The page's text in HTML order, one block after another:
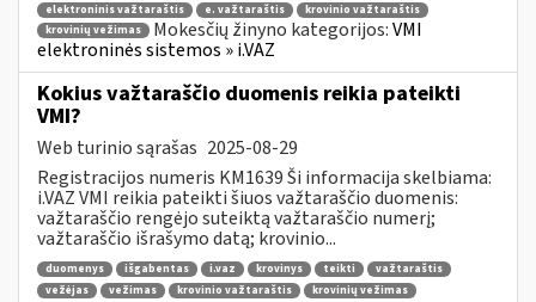
elektroninis važtaraštis
e. važtaraštis
krovinio važtaraštis
krovinių vežimas
Mokesčių žinyno kategorijos:VMI
elektroninės sistemos » i.VAZ
Kokius važtaraščio duomenis reikia pateikti
VMI?
Web turinio sąrašas 2025-08-29
Registracijos numeris KM1639 Ši informacija skelbiama:
i.VAZ VMI reikia pateikti šiuos važtaraščio duomenis:
važtaraščio rengėjo suteiktą važtaraščio numerį;
važtaraščio išrašymo datą; krovinio...
duomenys išgabentas i.vaz krovinys teikti
važtaraštis
vežėjas
vežimas krovinio važtaraštis
krovinių vežimas